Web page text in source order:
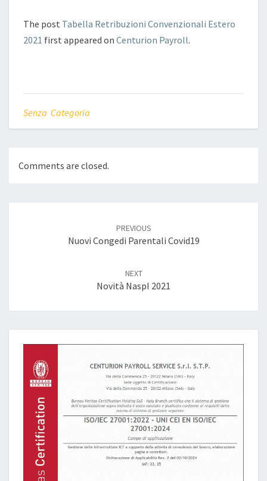
The post Tabella Retribuzioni Convenzionali Estero
2021 first appeared on Centurion Payroll.
Senza Categoria
Comments are closed.
PREVIOUS
Nuovi Congedi Parentali Covid19
NEXT
Novità NaspI 2021